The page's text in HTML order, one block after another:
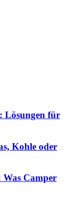
Lösungen für
Kohle oder
Was Camper